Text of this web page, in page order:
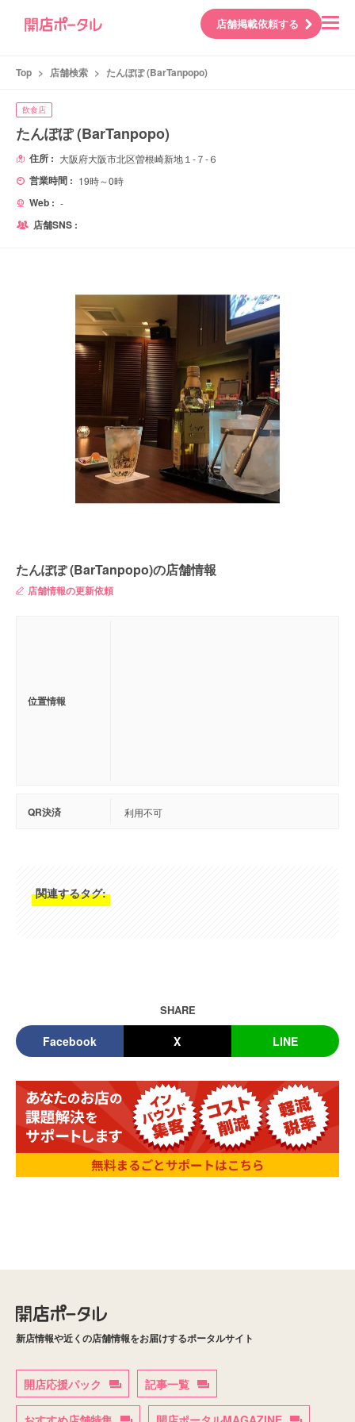
店舗掲載依頼する
Top > 店舗検索 > たんぽぽ (BarTanpopo)
飲食店
たんぽぽ (BarTanpopo)
住所 : 大阪府大阪市北区曽根崎新地１-７-６
営業時間 : 19時～0時
Web : -
店舗SNS :
たんぽぽ (BarTanpopo)の店舗情報
店舗情報の更新依頼
位置情報
QR決済 利用不可
関連するタグ:
SHARE
Facebook X LINE
新店情報や近くの店舗情報をお届けするポータルサイト
開店応援パック 記事一覧